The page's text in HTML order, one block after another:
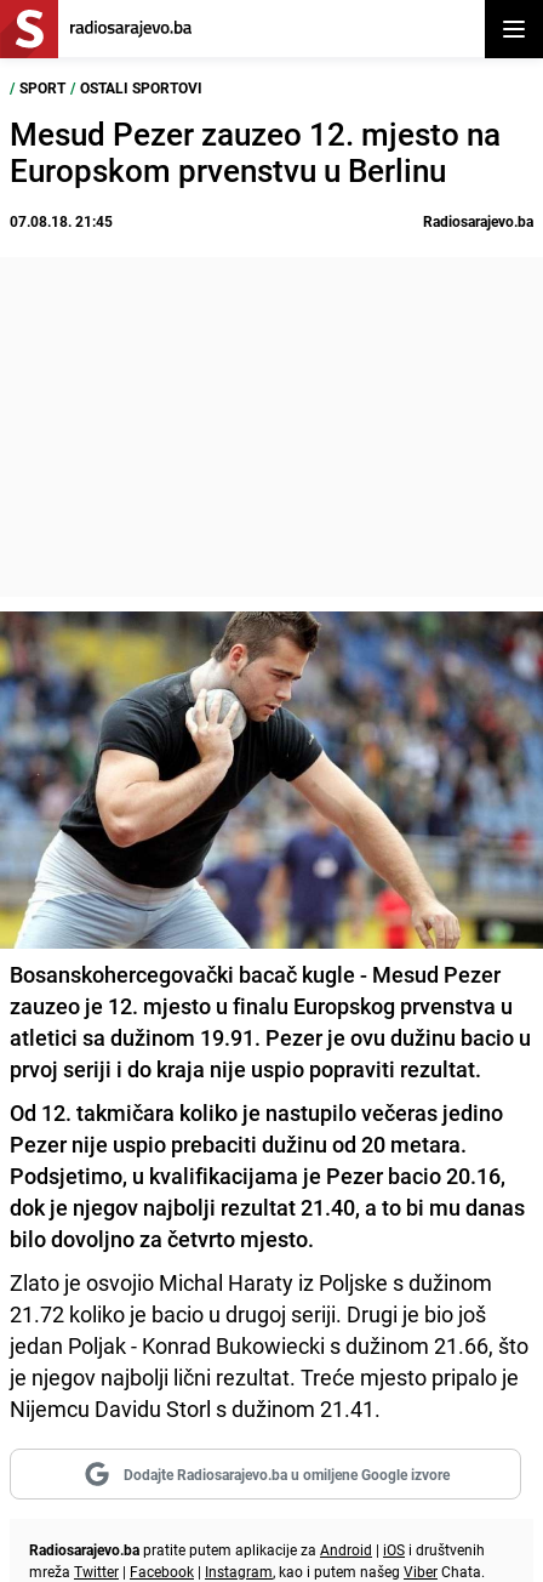
/ SPORT / OSTALI SPORTOVI
Mesud Pezer zauzeo 12. mjesto na
Europskom prvenstvu u Berlinu
07.08.18. 21:45 Radiosarajevo.ba
Bosanskohercegovački bacač kugle - Mesud Pezer
zauzeo je 12. mjesto u finalu Europskog prvenstva u
atletici sa dužinom 19.91. Pezer je ovu dužinu bacio u
prvoj seriji i do kraja nije uspio popraviti rezultat.
Od 12. takmičara koliko je nastupilo večeras jedino
Pezer nije uspio prebaciti dužinu od 20 metara.
Podsjetimo, u kvalifikacijama je Pezer bacio 20.16,
dok je njegov najbolji rezultat 21.40, a to bi mu danas
bilo dovoljno za četvrto mjesto.
Zlato je osvojio Michal Haraty iz Poljske s dužinom
21.72 koliko je bacio u drugoj seriji. Drugi je bio još
jedan Poljak - Konrad Bukowiecki s dužinom 21.66, što
je njegov najbolji lični rezultat. Treće mjesto pripalo je
Nijemcu Davidu Storl s dužinom 21.41.
Dodajte Radiosarajevo.ba u omiljene Google izvore
Radiosarajevo.bapratite putem aplikacije za Android | iOS i društvenih
mreža Twitter | Facebook | Instagram, kao i putem našeg ViberChata.